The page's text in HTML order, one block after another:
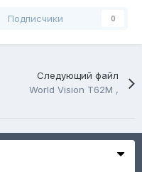
Подписчики 0
Следующий файл
World Vision T62M ,